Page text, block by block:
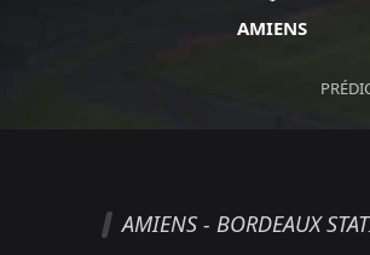
AMIENS
AMIENS - BORDEAUX